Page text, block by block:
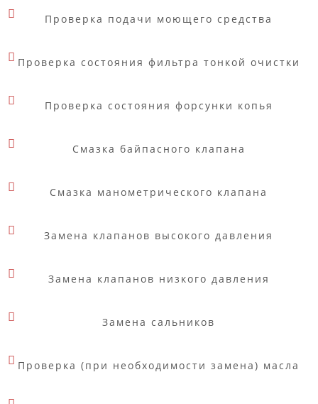
Проверка подачи моющего средства
Проверка состояния фильтра тонкой очистки
Проверка состояния форсунки копья
Смазка байпасного клапана
Смазка манометрического клапана
Замена клапанов высокого давления
Замена клапанов низкого давления
Замена сальников
Проверка (при необходимости замена) масла